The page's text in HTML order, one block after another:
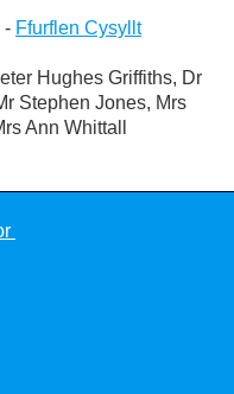
- Ffurflen Cysyllt
Hughes Griffiths, Dr
Stephen Jones, Mrs
Ann Whittall